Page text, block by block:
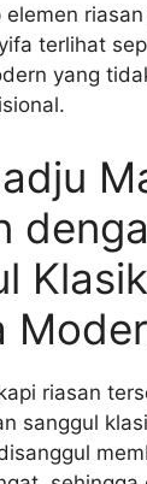
elemen
terlihat
yang
riasan
sanggul